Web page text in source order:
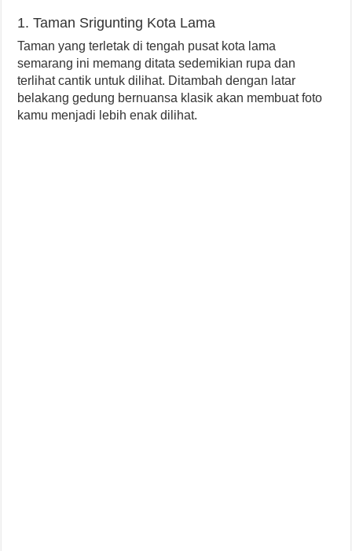
1. Taman Srigunting Kota Lama
Taman yang terletak di tengah pusat kota lama
semarang ini memang ditata sedemikian rupa dan
terlihat cantik untuk dilihat. Ditambah dengan latar
belakang gedung bernuansa klasik akan membuat foto
kamu menjadi lebih enak dilihat.